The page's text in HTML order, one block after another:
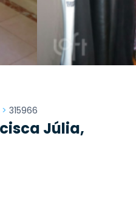
> 315966
Júlia,